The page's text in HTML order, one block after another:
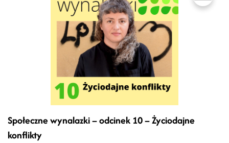
Społeczne wynalazki – odcinek 10 – Życiodajne
konflikty